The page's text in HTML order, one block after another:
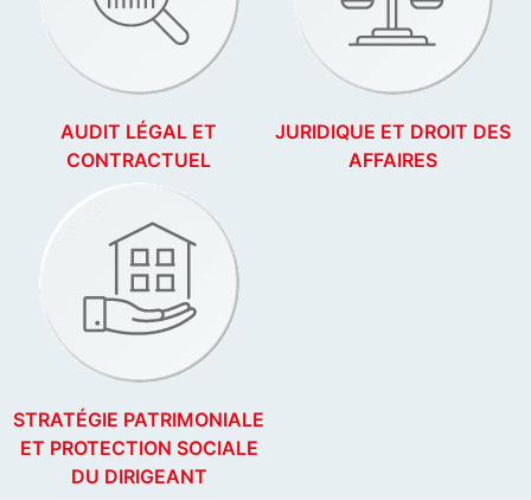
AUDIT LÉGAL ET
CONTRACTUEL
JURIDIQUE ET DROIT DES
AFFAIRES
STRATÉGIE PATRIMONIALE
ET PROTECTION SOCIALE
DU DIRIGEANT